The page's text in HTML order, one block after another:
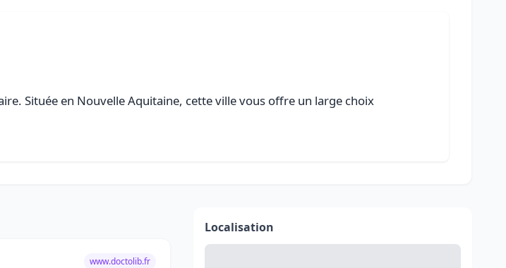
Située en Nouvelle Aquitaine, cette ville vous offre un large choix
www.doctolib.fr
Localisation